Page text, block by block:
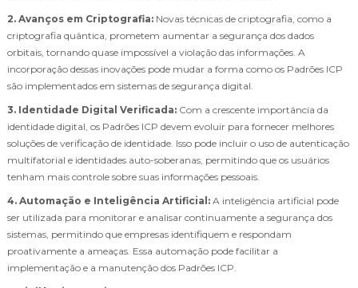
2. Avanços em Criptografia: Novas técnicas de criptografia, como a
criptografia quântica, prometem aumentar a segurança dos dados
orbitais, tornando quase impossível a violação das informações. A
incorporação dessas inovações pode mudar a forma como os Padrões ICP
são implementados em sistemas de segurança digital.
3. Identidade Digital Verificada: Com a crescente importância da
identidade digital, os Padrões ICP devem evoluir para fornecer melhores
soluções de verificação de identidade. Isso pode incluir o uso de autenticação
multifatorial e identidades auto-soberanas, permitindo que os usuários
tenham mais controle sobre suas informações pessoais.
4. Automação e Inteligência Artificial: A inteligência artificial pode
ser utilizada para monitorar e analisar continuamente a segurança dos
sistemas, permitindo que empresas identifiquem e respondam
proativamente a ameaças. Essa automação pode facilitar a
implementação e a manutenção dos Padrões ICP.